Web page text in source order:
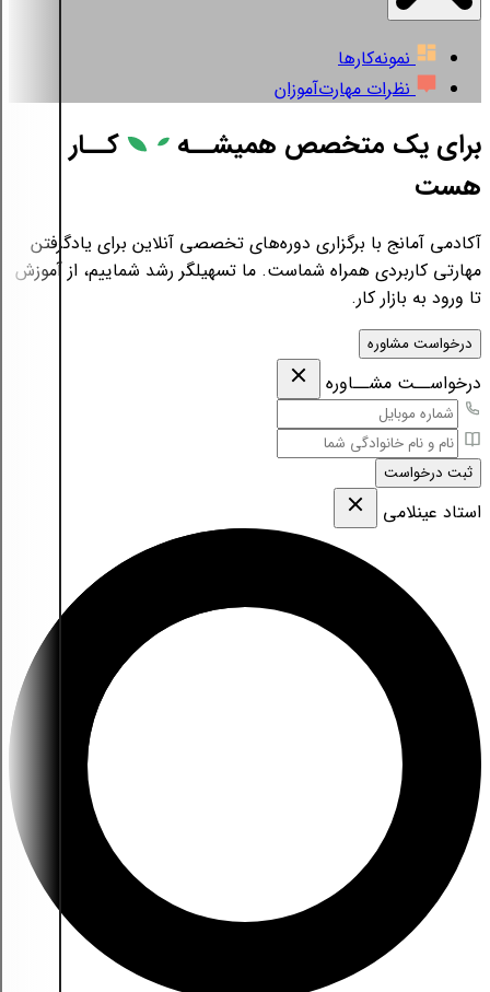
نمونه‌کارها
نظرات مهارت‌آموزان
برای یک متخصص همیشــه
کــار
هست
آکادمی آمانج با برگزاری دوره‌های تخصصی آنلاین برای یادگرفتن
مهارتی کاربردی همراه شماست. ما تسهیلگر رشد شماییم، از آموزش
تا ورود به بازار کار.
درخواست مشاوره
درخواســت مشــاوره
ثبت درخواست
استاد عینلامی